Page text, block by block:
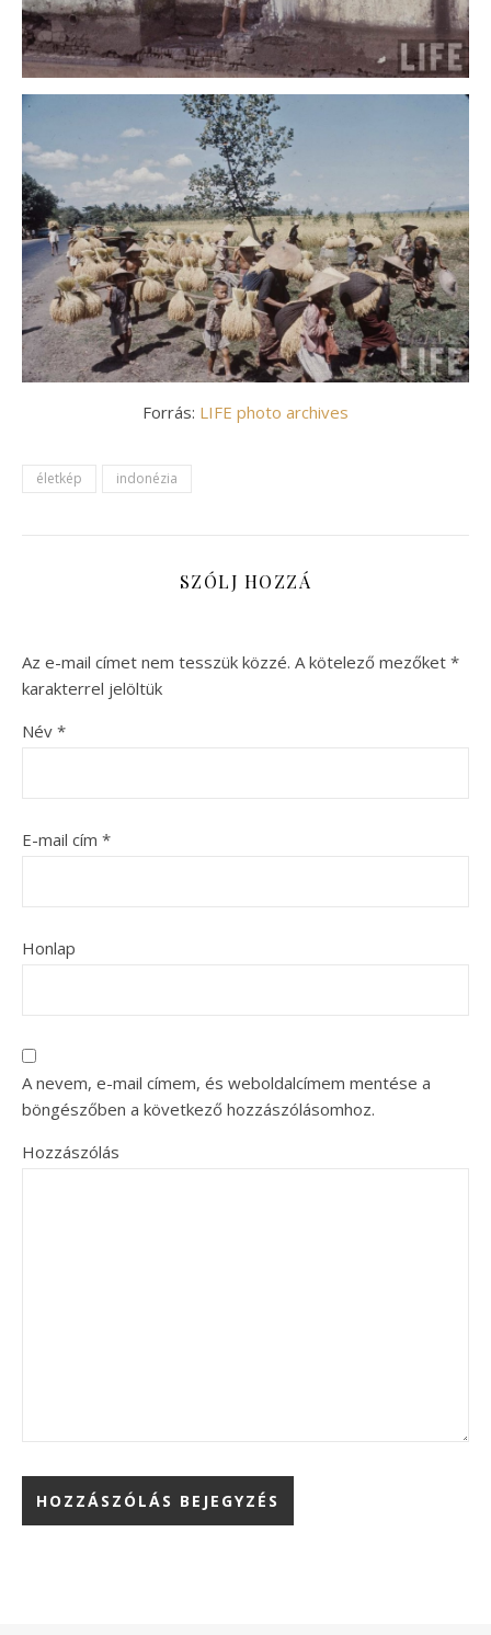
Forrás: LIFE photo archives
életkép indonézia
SZÓLJ HOZZÁ
Az e-mail címet nem tesszük közzé. A kötelező mezőket *
karakterrel jelöltük
Név *
E-mail cím *
Honlap
A nevem, e-mail címem, és weboldalcímem mentése a
böngészőben a következő hozzászólásomhoz.
Hozzászólás